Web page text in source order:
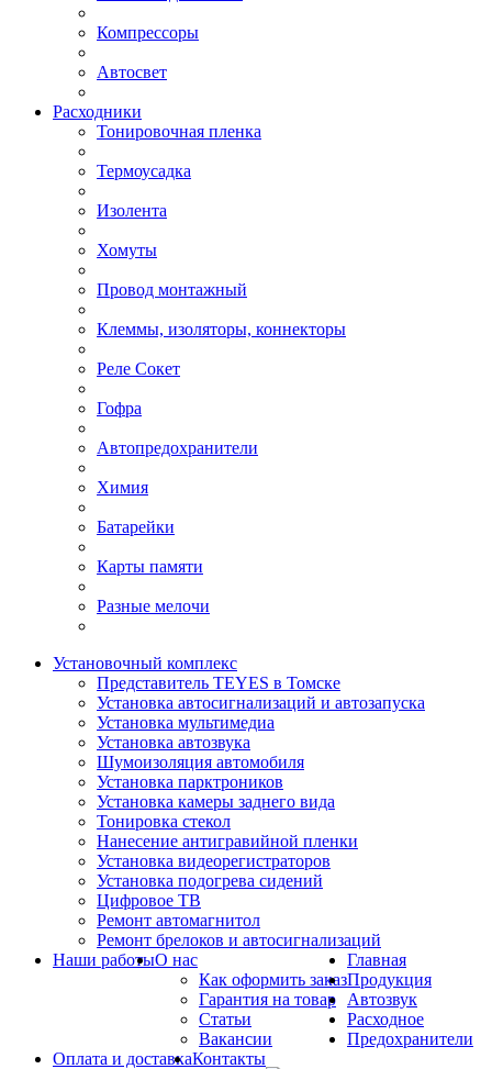
Компрессоры
Автосвет
Расходники
Тонировочная пленка
Термоусадка
Изолента
Хомуты
Провод монтажный
Клеммы, изоляторы, коннекторы
Реле Сокет
Гофра
Автопредохранители
Химия
Батарейки
Карты памяти
Разные мелочи
Установочный комплекс
Представитель TEYES в Томске
Установка автосигнализаций и автозапуска
Установка мультимедиа
Установка автозвука
Шумоизоляция автомобиля
Установка парктроников
Установка камеры заднего вида
Тонировка стекол
Нанесение антигравийной пленки
Установка видеорегистраторов
Установка подогрева сидений
Цифровое ТВ
Ремонт автомагнитол
Ремонт брелоков и автосигнализаций
Наши работыО нас
Как оформить заказ
Гарантия на товар
Статьи
Вакансии
Оплата и доставкаКонтакты
Главная
Продукция
Автозвук
Расходное
Предохранители